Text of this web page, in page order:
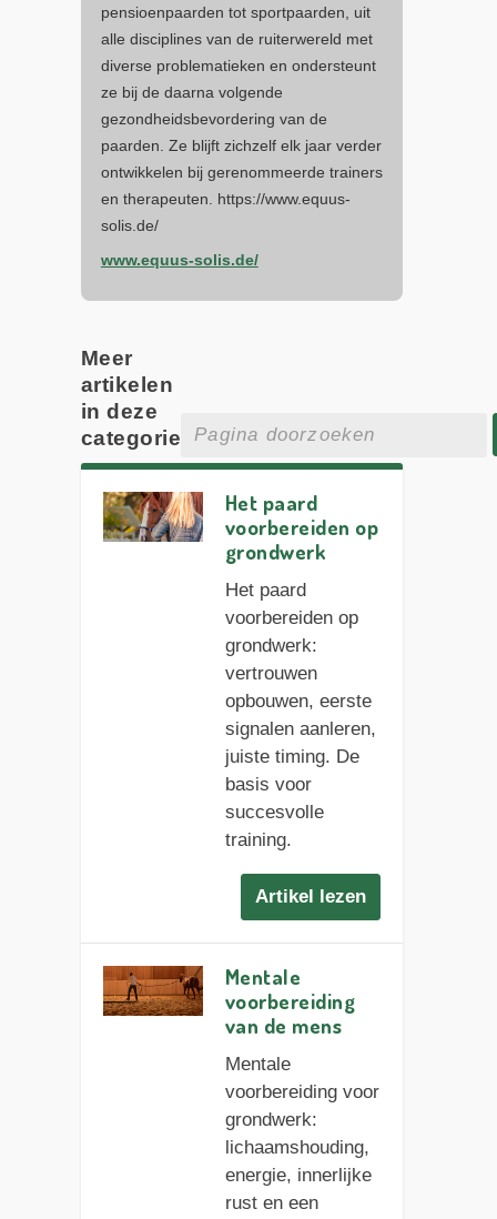
pensioenpaarden tot sportpaarden, uit
alle disciplines van de ruiterwereld met
diverse problematieken en ondersteunt
ze bij de daarna volgende
gezondheidsbevordering van de
paarden. Ze blijft zichzelf elk jaar verder
ontwikkelen bij gerenommeerde trainers
en therapeuten. https://www.equus-
solis.de/
www.equus-solis.de/
Meer
artikelen
in deze
categorie
Het paard
voorbereiden op
grondwerk
Het paard
voorbereiden op
grondwerk:
vertrouwen
opbouwen, eerste
signalen aanleren,
juiste timing. De
basis voor
succesvolle
training.
Artikel lezen
Mentale
voorbereiding
van de mens
Mentale
voorbereiding voor
grondwerk:
lichaamshouding,
energie, innerlijke
rust en een